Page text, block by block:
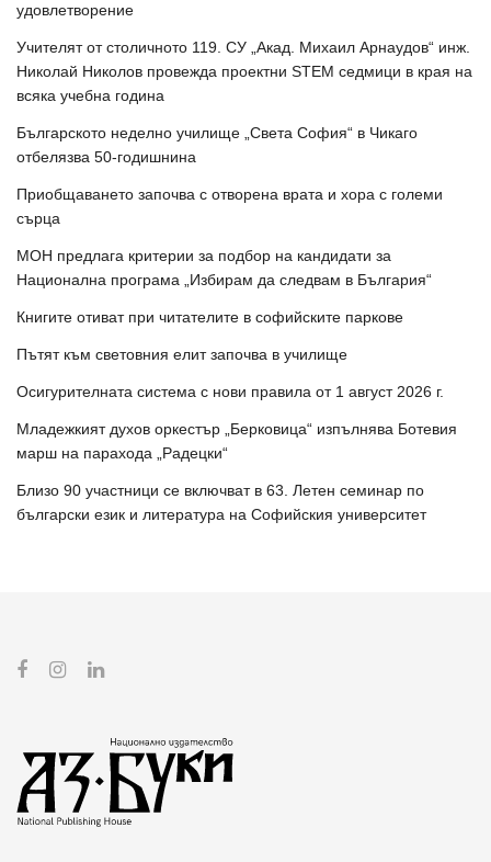
удовлетворение
Учителят от столичното 119. СУ „Акад. Михаил Арнаудов“ инж.
Николай Николов провежда проектни STEM седмици в края на
всяка учебна година
Българското неделно училище „Света София“ в Чикаго
отбелязва 50-годишнина
Приобщаването започва с отворена врата и хора с големи
сърца
МОН предлага критерии за подбор на кандидати за
Национална програма „Избирам да следвам в България“
Книгите отиват при читателите в софийските паркове
Пътят към световния елит започва в училище
Осигурителната система с нови правила от 1 август 2026 г.
Младежкият духов оркестър „Берковица“ изпълнява Ботевия
марш на парахода „Радецки“
Близо 90 участници се включват в 63. Летен семинар по
български език и литература на Софийския университет